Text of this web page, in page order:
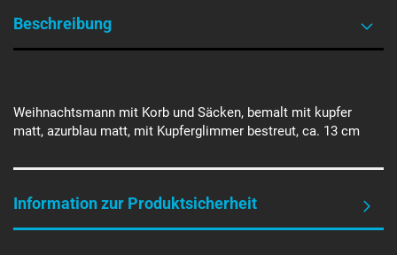
Beschreibung
Weihnachtsmann mit Korb und Säcken, bemalt mit kupfer
matt, azurblau matt, mit Kupferglimmer bestreut, ca. 13 cm
Information zur Produktsicherheit